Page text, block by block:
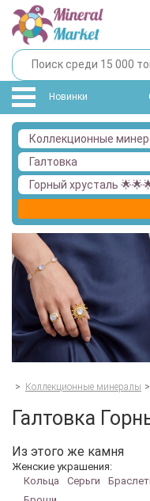
Новинки
> Коллекционные минералы >
Галтовка
Из этого же камня
Женские украшения:
Кольца
Серьги